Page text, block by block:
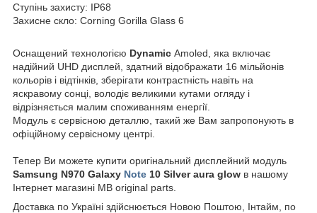
Ступінь захисту: IP68
Захисне скло: Corning Gorilla Glass 6
Оснащений технологією Dynamic Amoled, яка включає
надійний UHD дисплей, здатний відображати 16 мільйонів
кольорів і відтінків, зберігати контрастність навіть на
яскравому сонці, володіє великими кутами огляду і
відрізняється малим споживанням енергії.
Модуль є сервісною деталлю, такий же Вам запропонують в
офіційному сервісному центрі.
Тепер Ви можете купити оригінальний дисплейний модуль
Samsung N970 Galaxy Note 10 Silver aura glow в нашому
Інтернет магазині MB original parts.
Доставка по Україні здійснюється Новою Поштою, Інтайм, по